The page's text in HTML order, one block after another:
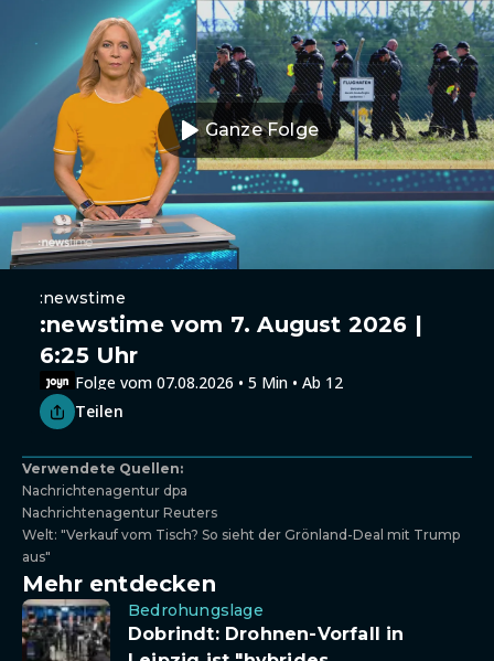
Ganze Folge
:newstime
:newstime vom 7. August 2026 |
6:25 Uhr
Folge vom 07.08.2026 • 5 Min • Ab 12
Teilen
Verwendete Quellen:
Nachrichtenagentur dpa
Nachrichtenagentur Reuters
Welt: "Verkauf vom Tisch? So sieht der Grönland-Deal mit Trump
aus"
Mehr entdecken
Bedrohungslage
Dobrindt: Drohnen-Vorfall in